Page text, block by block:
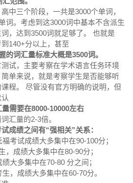
中三个阶段，一共是3000个单词，
词。考虑到这3000词中基本不含派生
，达到3500词就足够了。 也就是
140+分以上，甚至
的词汇量标准大概是3500词。
试，主要考察在学术语言任务环境
单来说，就是考察学生是否能够听
程。 尽管没有官方明确的说明，但
需要在8000-10000左右
汇量的2-3倍。
成绩之间有“强相关”关系：
考试成绩大多集中在90-100分；
，成绩大多集中在80-90分；
大多集中在70-80 分之间；
，成绩大多集中在60-70分。